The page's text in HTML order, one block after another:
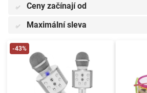
✅ Ceny začínají od
✅ Maximální sleva
-43%